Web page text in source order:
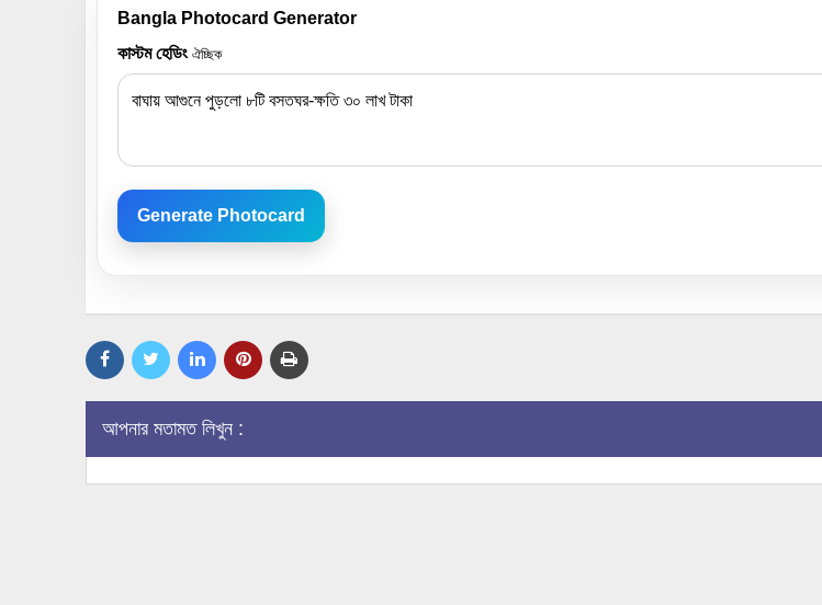
Bangla Photocard Generator
কাস্টম হেডিং ঐচ্ছিক
Generate Photocard
আপনার মতামত লিখুন :